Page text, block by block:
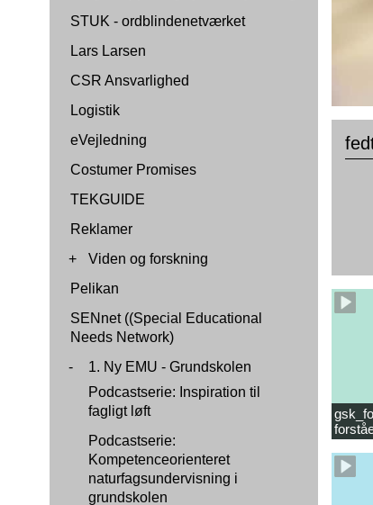
STUK - ordblindenetværket
Lars Larsen
CSR Ansvarlighed
Logistik
eVejledning
Costumer Promises
TEKGUIDE
Reklamer
+
Viden og forskning
Pelikan
SENnet ((Special Educational
Needs Network)
-
1. Ny EMU - Grundskolen
Podcastserie: Inspiration til
fagligt løft
Podcastserie:
Kompetenceorienteret
naturfagsundervisning i
grundskolen